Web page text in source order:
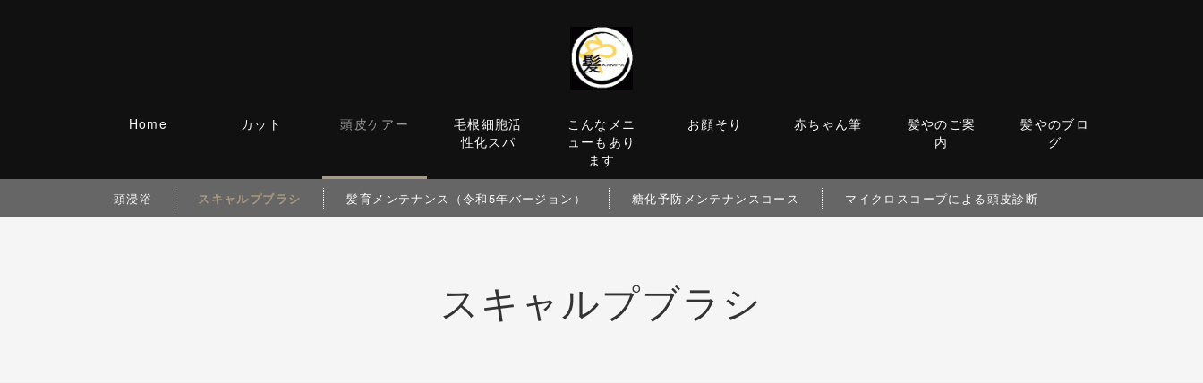
Home カット 頭皮ケアー
毛根細胞活
性化スパ
こんなメニ
ューもあり
ます
お顔そり 赤ちゃん筆
髪やのご案
内
髪やのブロ
グ
頭浸浴 スキャルプブラシ 髪育メンテナンス（令和5年バージョン） 糖化予防メンテナンスコース マイクロスコープによる頭皮診断
スキャルプブラシ